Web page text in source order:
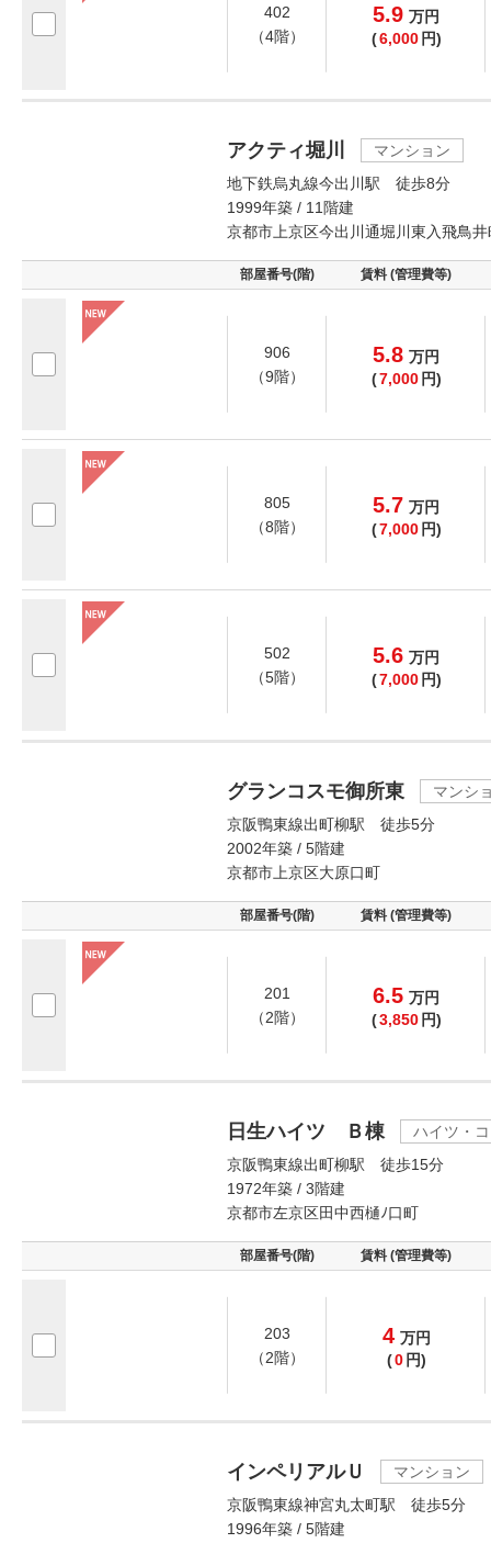
402
（4階）
5.9 万円
(6,000 円)
アクティ堀川
マンション
地下鉄烏丸線今出川駅 徒歩8分
1999年築 / 11階建
京都市上京区今出川通堀川東入飛鳥井
部屋番号(階) 賃料 (管理費等)
906
（9階）
5.8 万円
(7,000 円)
805
（8階）
5.7 万円
(7,000 円)
502
（5階）
5.6 万円
(7,000 円)
グランコスモ御所東
マンシ
京阪鴨東線出町柳駅 徒歩5分
2002年築 / 5階建
京都市上京区大原口町
部屋番号(階) 賃料 (管理費等)
201
（2階）
6.5 万円
(3,850 円)
日生ハイツ Ｂ棟
ハイツ・
京阪鴨東線出町柳駅 徒歩15分
1972年築 / 3階建
京都市左京区田中西樋ﾉ口町
部屋番号(階) 賃料 (管理費等)
203
（2階）
4 万円
(0 円)
インペリアルＵ
マンション
京阪鴨東線神宮丸太町駅 徒歩5分
1996年築 / 5階建